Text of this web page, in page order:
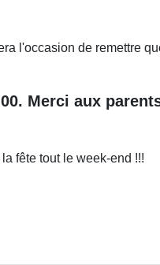
l'occasion de remettre
Merci aux
fête tout le week-end !!!